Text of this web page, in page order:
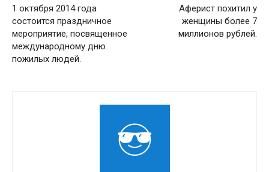
1 октября 2014 года
состоится праздничное
мероприятие, посвященное
международному дню
пожилых людей.
Аферист похитил у
женщины более 7
миллионов рублей.